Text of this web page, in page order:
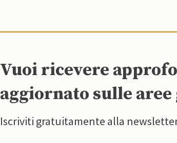
Vuoi ricevere
aggiornato sulle
Iscriviti gratuitamente alla